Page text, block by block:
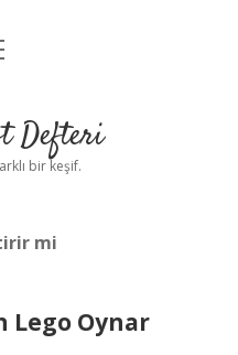
Defteri
bir keşif.
mi
Lego Oynar